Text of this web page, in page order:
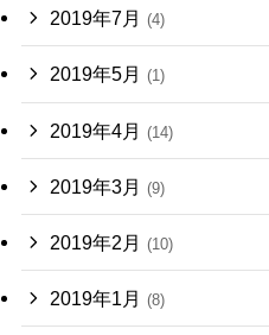
2019年7月 (4)
2019年5月 (1)
2019年4月 (14)
2019年3月 (9)
2019年2月 (10)
2019年1月 (8)